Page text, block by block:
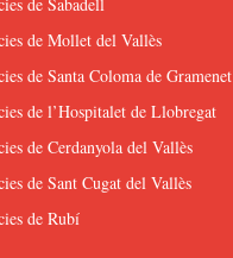
de Mollet del Vallès
de Santa Coloma de Gramenet
de l’Hospitalet de Llobregat
de Cerdanyola del Vallès
de Sant Cugat del Vallès
de Rubí